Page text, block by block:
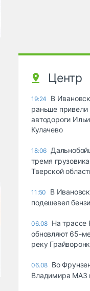
Центр
19:24
В
раньше
автодороги
Кулачево
18:06
тремя
Тверской
11:50
В
подешевел
06.08 На трассе
обновляют 65-
реку
06.08 Во
Владимира МАЗ